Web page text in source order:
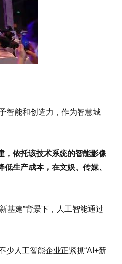
智能和创造力，作为智慧城
，依托该技术系统的智能影像
生产成本，在文娱、传媒、
基建”背景下，人工智能通过
少人工智能企业正紧抓“AI+新